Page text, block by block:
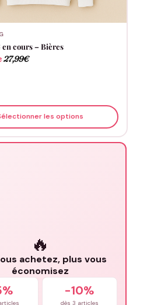
en cours – Bières
27,99€
les options
🔥
achetez, plus vous
économisez
-10%
dès 3 articles